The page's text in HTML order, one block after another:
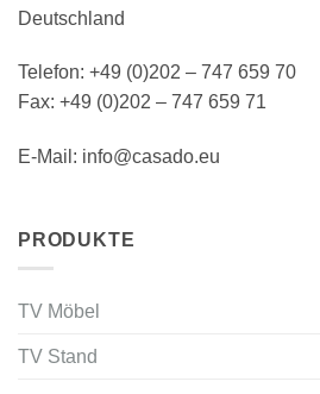
Deutschland
Telefon: +49 (0)202 – 747 659 70
Fax: +49 (0)202 – 747 659 71
E-Mail: info@casado.eu
PRODUKTE
TV Möbel
TV Stand